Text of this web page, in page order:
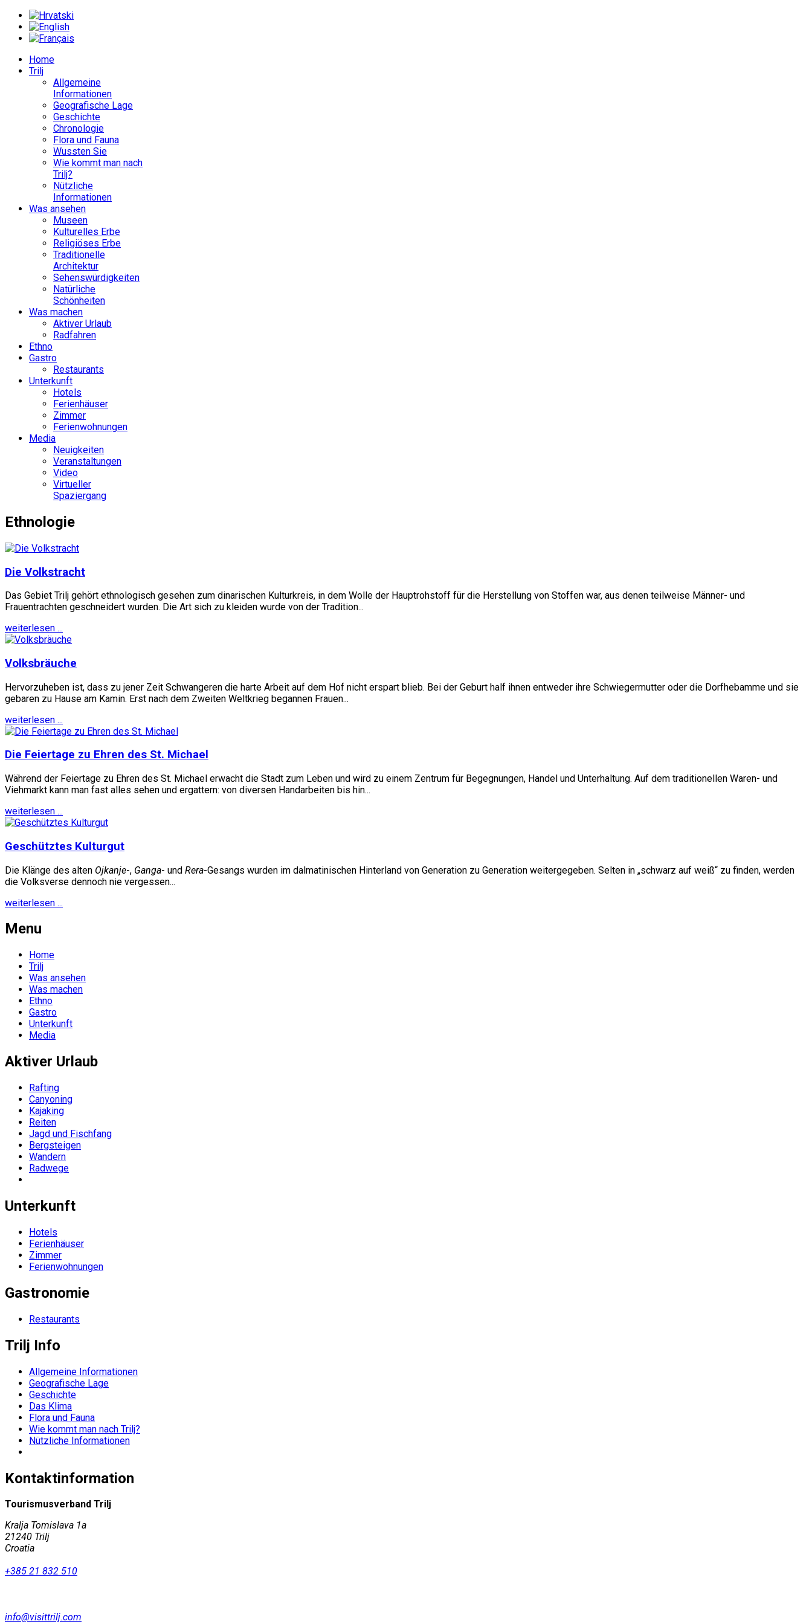
Home
Trilj
Allgemeine
Informationen
Geografische Lage
Geschichte
Chronologie
Flora und Fauna
Wussten Sie
Wie kommt man nach
Trilj?
Nützliche
Informationen
Was ansehen
Museen
Kulturelles Erbe
Religiöses Erbe
Traditionelle
Architektur
Sehenswürdigkeiten
Natürliche
Schönheiten
Was machen
Aktiver Urlaub
Radfahren
Ethno
Gastro
Restaurants
Unterkunft
Hotels
Ferienhäuser
Zimmer
Ferienwohnungen
Media
Neuigkeiten
Veranstaltungen
Video
Virtueller
Spaziergang
Ethnologie
Die Volkstracht
Das Gebiet Trilj gehört ethnologisch gesehen zum dinarischen Kulturkreis, in dem Wolle der Hauptrohstoff für die Herstellung von Stoffen war, aus denen teilweise Männer- und
Frauentrachten geschneidert wurden. Die Art sich zu kleiden wurde von der Tradition...
weiterlesen ...
Volksbräuche
Hervorzuheben ist, dass zu jener Zeit Schwangeren die harte Arbeit auf dem Hof nicht erspart blieb. Bei der Geburt half ihnen entweder ihre Schwiegermutter oder die Dorfhebamme und sie
gebaren zu Hause am Kamin. Erst nach dem Zweiten Weltkrieg begannen Frauen...
weiterlesen ...
Die Feiertage zu Ehren des St. Michael
Während der Feiertage zu Ehren des St. Michael erwacht die Stadt zum Leben und wird zu einem Zentrum für Begegnungen, Handel und Unterhaltung. Auf dem traditionellen Waren- und
Viehmarkt kann man fast alles sehen und ergattern: von diversen Handarbeiten bis hin...
weiterlesen ...
Geschütztes Kulturgut
Die Klänge des alten Ojkanje-, Ganga- und Rera-Gesangs wurden im dalmatinischen Hinterland von Generation zu Generation weitergegeben. Selten in „schwarz auf weiß“ zu finden, werden
die Volksverse dennoch nie vergessen...
weiterlesen ...
Menu
Home
Trilj
Was ansehen
Was machen
Ethno
Gastro
Unterkunft
Media
Aktiver Urlaub
Rafting
Canyoning
Kajaking
Reiten
Jagd und Fischfang
Bergsteigen
Wandern
Radwege
Unterkunft
Hotels
Ferienhäuser
Zimmer
Ferienwohnungen
Gastronomie
Restaurants
Trilj Info
Allgemeine Informationen
Geografische Lage
Geschichte
Das Klima
Flora und Fauna
Wie kommt man nach Trilj?
Nützliche Informationen
Kontaktinformation
Tourismusverband Trilj
Kralja Tomislava 1a
21240 Trilj
Croatia
+385 21 832 510
info@visittrilj.com